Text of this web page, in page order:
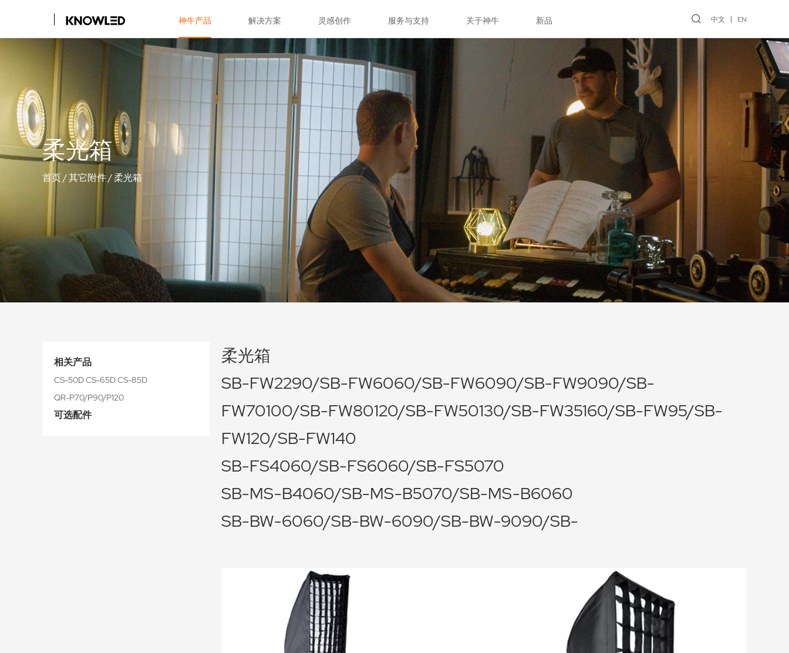
神牛产品 解决方案 灵感创作 服务与支持 关于神牛 新品 中文 EN
柔光箱
首页/其它附件/柔光箱
相关产品
CS-50D CS-65D CS-85D
QR-P70/P90/P120
可选配件
柔光箱
SB-FW2290/SB-FW6060/SB-FW6090/SB-FW9090/SB-
FW70100/SB-FW80120/SB-FW50130/SB-FW35160/SB-FW95/SB-
FW120/SB-FW140
SB-FS4060/SB-FS6060/SB-FS5070
SB-MS-B4060/SB-MS-B5070/SB-MS-B6060
SB-BW-6060/SB-BW-6090/SB-BW-9090/SB-